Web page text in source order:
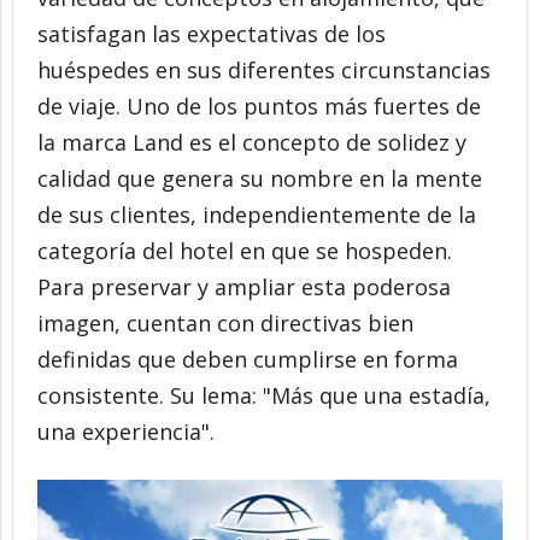
satisfagan las expectativas de los
huéspedes en sus diferentes circunstancias
de viaje. Uno de los puntos más fuertes de
la marca Land es el concepto de solidez y
calidad que genera su nombre en la mente
de sus clientes, independientemente de la
categoría del hotel en que se hospeden.
Para preservar y ampliar esta poderosa
imagen, cuentan con directivas bien
definidas que deben cumplirse en forma
consistente. Su lema: "Más que una estadía,
una experiencia".